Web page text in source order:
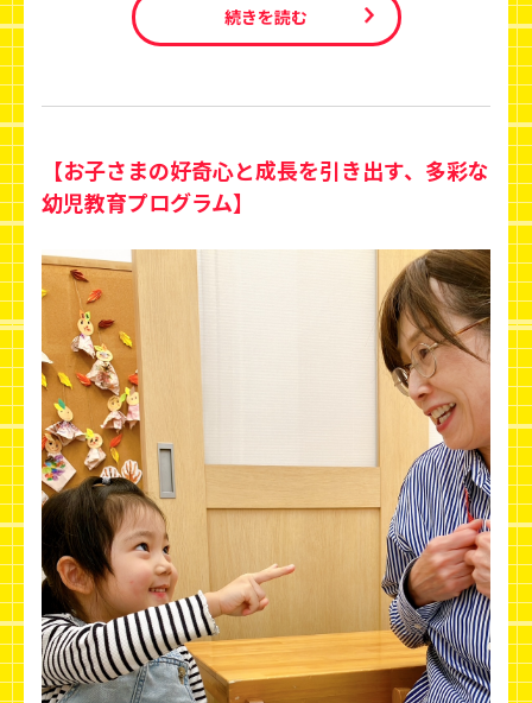
続きを読む
【お子さまの好奇心と成長を引き出す、多彩な
幼児教育プログラム】